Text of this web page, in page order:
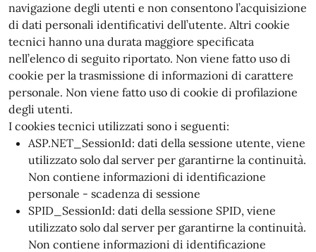
navigazione degli utenti e non consentono l’acquisizione
di dati personali identificativi dell’utente. Altri cookie
tecnici hanno una durata maggiore specificata
nell’elenco di seguito riportato. Non viene fatto uso di
cookie per la trasmissione di informazioni di carattere
personale. Non viene fatto uso di cookie di profilazione
degli utenti.
I cookies tecnici utilizzati sono i seguenti:
ASP.NET_SessionId: dati della sessione utente, viene
utilizzato solo dal server per garantirne la continuità.
Non contiene informazioni di identificazione
personale - scadenza di sessione
SPID_SessionId: dati della sessione SPID, viene
utilizzato solo dal server per garantirne la continuità.
Non contiene informazioni di identificazione